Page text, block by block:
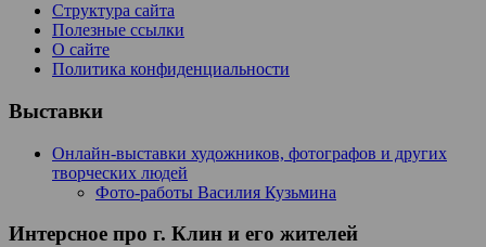
Структура сайта
Полезные ссылки
О сайте
Политика конфиденциальности
Выставки
Онлайн-выставки художников, фотографов и других
творческих людей
Фото-работы Василия Кузьмина
Интерсное про г. Клин и его жителей